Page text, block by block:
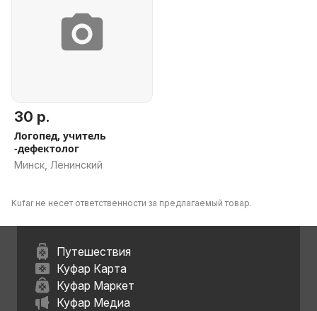
30 р.
Логопед, учитель
-дефектолог
Минск, Ленинский
Kufar не несет ответственности за предлагаемый товар.
Путешествия
Куфар Карта
Куфар Маркет
Куфар Медиа